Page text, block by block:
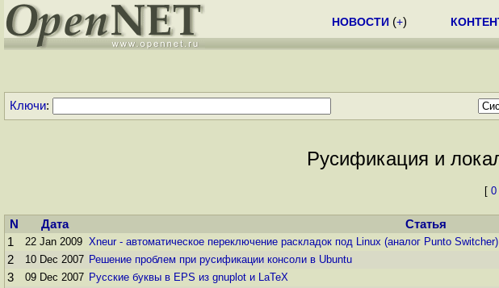
НОВОСТИ (+)
Ключи:
Русификация и
[ 0
N
Дата Статья
1
22 Jan 2009 Xneur - автоматическое переключение раскладок под Linux (аналог Punto Switcher)
2 10 Dec 2007 Решение проблем при русификации консоли в Ubuntu
3 09 Dec 2007 Русские буквы в EPS из gnuplot и LaTeX